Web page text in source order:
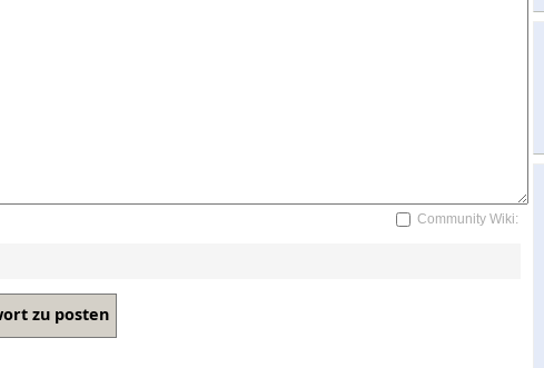
Community Wiki: